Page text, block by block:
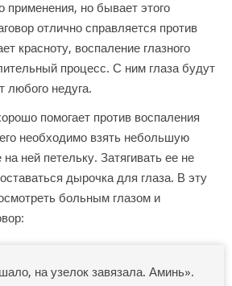
применения, но бывает этого
отлично справляется против
красноту, воспаление глазного
процесс. С ним глаза будут
недуга.
помогает против воспаления
необходимо взять небольшую
ней петельку. Затягивать ее не
дырочка для глаза. В эту
больным глазом и
на узелок завязала. Аминь».